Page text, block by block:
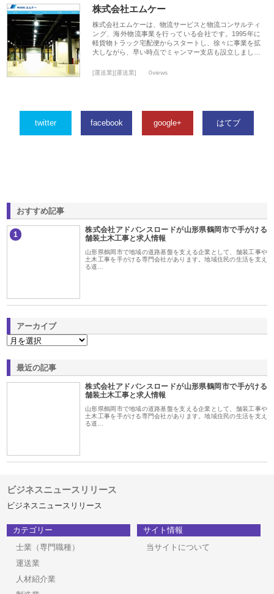
株式会社エムケー
株式会社エムケーは、物流サービスと物流コンサルティ
ング、海外物流事業を行っている会社です。1995年に
軽貨物トラック宅配便からスタートし、徐々に事業を拡
大しながら、早い時点でミャンマー支店も設立しまし…
[運送業][運送業] 0views
twitter facebook google+ はてブ
おすすめ記事
1
株式会社アドバンスロードが山形県鶴岡市で手がける
舗装土木工事と求人情報
山形県鶴岡市で地域の道路基盤を支える企業として、舗装工事や
土木工事を手がける専門会社があります。地域住民の生活を支え
る道…
アーカイブ
最近の記事
株式会社アドバンスロードが山形県鶴岡市で手がける
舗装土木工事と求人情報
山形県鶴岡市で地域の道路基盤を支える企業として、舗装工事や
土木工事を手がける専門会社があります。地域住民の生活を支え
る道…
ビジネスニュースリリース
ビジネスニュースリリース
カテゴリー
士業（専門職種）
運送業
人材紹介業
サイト情報
当サイトについて